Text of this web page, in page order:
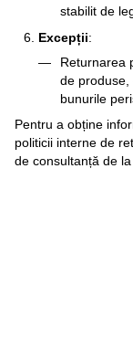
stabilit de
Excepții:
Returnarea
de produse,
bunurile
Pentru a obține
politicii interne de
de consultanță de